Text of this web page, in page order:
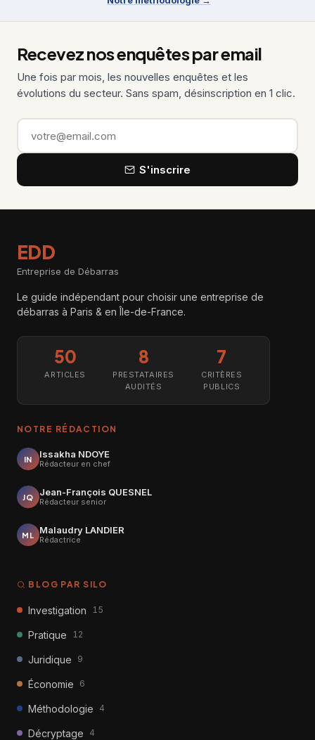
Recevez nos enquêtes par email
Une fois par mois, les nouvelles enquêtes et les
évolutions du secteur. Sans spam, désinscription en 1 clic.
Email
S'inscrire
EDD
Entreprise de Débarras
Le guide indépendant pour choisir une entreprise de
débarras à Paris & en Île-de-France.
50
ARTICLES
8
PRESTATAIRES
AUDITÉS
7
CRITÈRES
PUBLICS
NOTRE RÉDACTION
IN Issakha NDOYE
Rédacteur en chef
JQ Jean-François QUESNEL
Rédacteur senior
ML Malaudry LANDIER
Rédactrice
BLOG PAR SILO
Investigation 15
Pratique 12
Juridique 9
Économie 6
Méthodologie 4
Décryptage 4